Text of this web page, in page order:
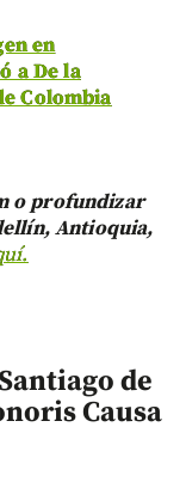
en
a De la
Colombia
o profundizar
Antioquia,
de
Causa